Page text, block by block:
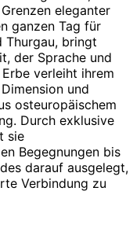
eleganter
ganzen Tag für
Thurgau, bringt
der Sprache und
verleiht ihrem
und
osteuropäischem
Durch exklusive
sie
Begegnungen bis
darauf ausgelegt,
Verbindung zu